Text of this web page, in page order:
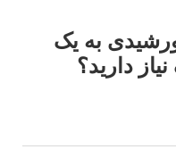
به یک
نیاز دارید؟